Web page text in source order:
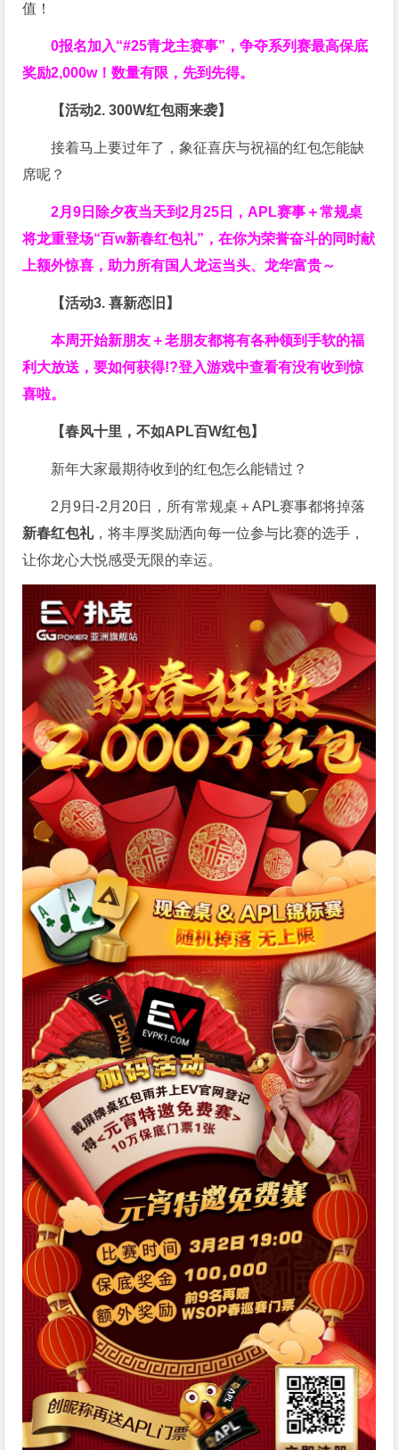
值！
0报名加入“#25青龙主赛事”，争夺系列赛最高保底
奖励2,000w！数量有限，先到先得。
【活动2. 300W红包雨来袭】
接着马上要过年了，象征喜庆与祝福的红包怎能缺
席呢？
2月9日除夕夜当天到2月25日，APL赛事＋常规桌
将龙重登场“百w新春红包礼”，在你为荣誉奋斗的同时献
上额外惊喜，助力所有国人龙运当头、龙华富贵～
【活动3. 喜新恋旧】
本周开始新朋友＋老朋友都将有各种领到手软的福
利大放送，要如何获得!?登入游戏中查看有没有收到惊
喜啦。
【春风十里，不如APL百W红包】
新年大家最期待收到的红包怎么能错过？
2月9日-2月20日，所有常规桌＋APL赛事都将掉落
新春红包礼，将丰厚奖励洒向每一位参与比赛的选手，
让你龙心大悦感受无限的幸运。